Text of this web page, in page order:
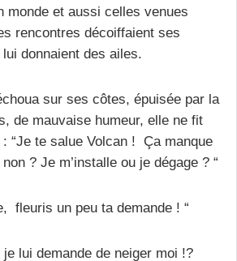
monde et aussi celles venues
rencontres décoiffaient ses
donnaient des ailes.
sur ses côtes, épuisée par la
de mauvaise humeur, elle ne fit
“Je te salue Volcan ! Ça manque
? Je m’installe ou je dégage ? “
fleuris un peu ta demande ! “
lui demande de neiger moi !?